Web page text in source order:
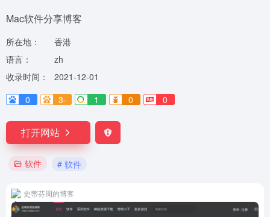
Mac软件分享博客
所在地：
香港
语言：
zh
收录时间：
2021-12-01
0
3- 1 0 0
打开网站
软件 # 软件
史蒂芬周的博客